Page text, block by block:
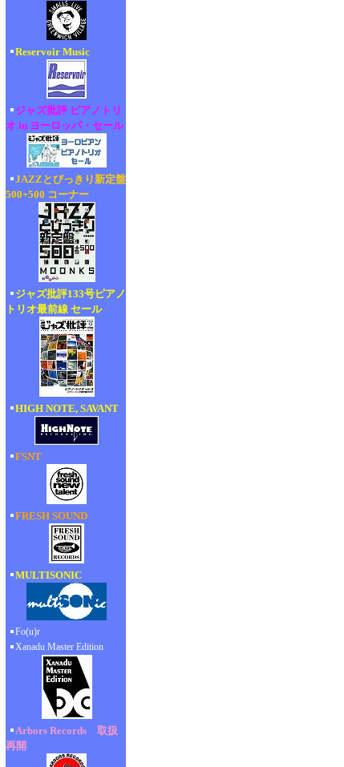
Reservoir Music
ジャズ批評 ピアノトリ
オ in ヨーロッパ・セール
JAZZとびっきり新定盤
500+500 コーナー
ジャズ批評133号ピアノ
トリオ最前線 セール
HIGH NOTE, SAVANT
FSNT
FRESH SOUND
MULTISONIC
Fo(u)r
Xanadu Master Edition
Arbors Records 取扱
再開